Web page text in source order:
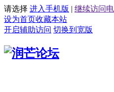
请选择 进入手机版 | 继续访问
设为首页收藏本站
开启辅助访问 切换到宽版